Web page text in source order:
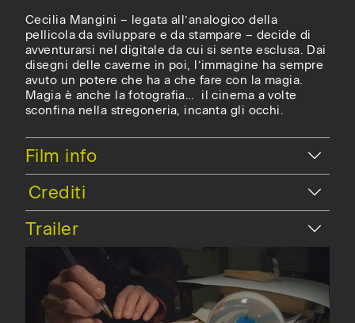
Cecilia Mangini – legata all’analogico della
pellicola da sviluppare e da stampare – decide di
avventurarsi nel digitale da cui si sente esclusa. Dai
disegni delle caverne in poi, l’immagine ha sempre
avuto un potere che ha a che fare con la magia.
Magia è anche la fotografia… il cinema a volte
sconfina nella stregoneria, incanta gli occhi.
Nascondi
Film info
Nascondi
Trailer